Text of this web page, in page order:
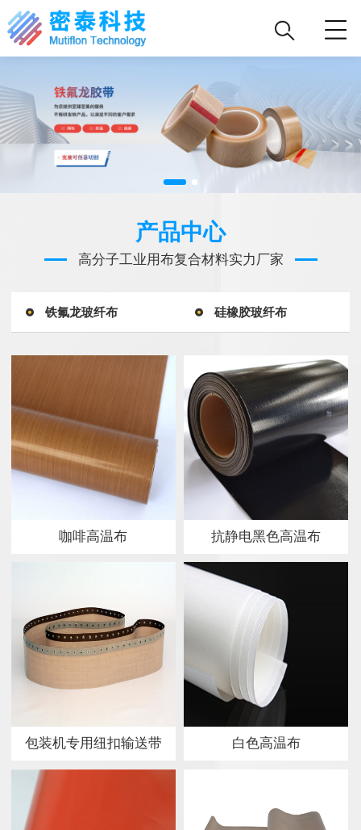
产品中心
高分子工业用布复合材料实力厂家
铁氟龙玻纤布 硅橡胶玻纤布
咖啡高温布 抗静电黑色高温布
包装机专用纽扣输送带 白色高温布